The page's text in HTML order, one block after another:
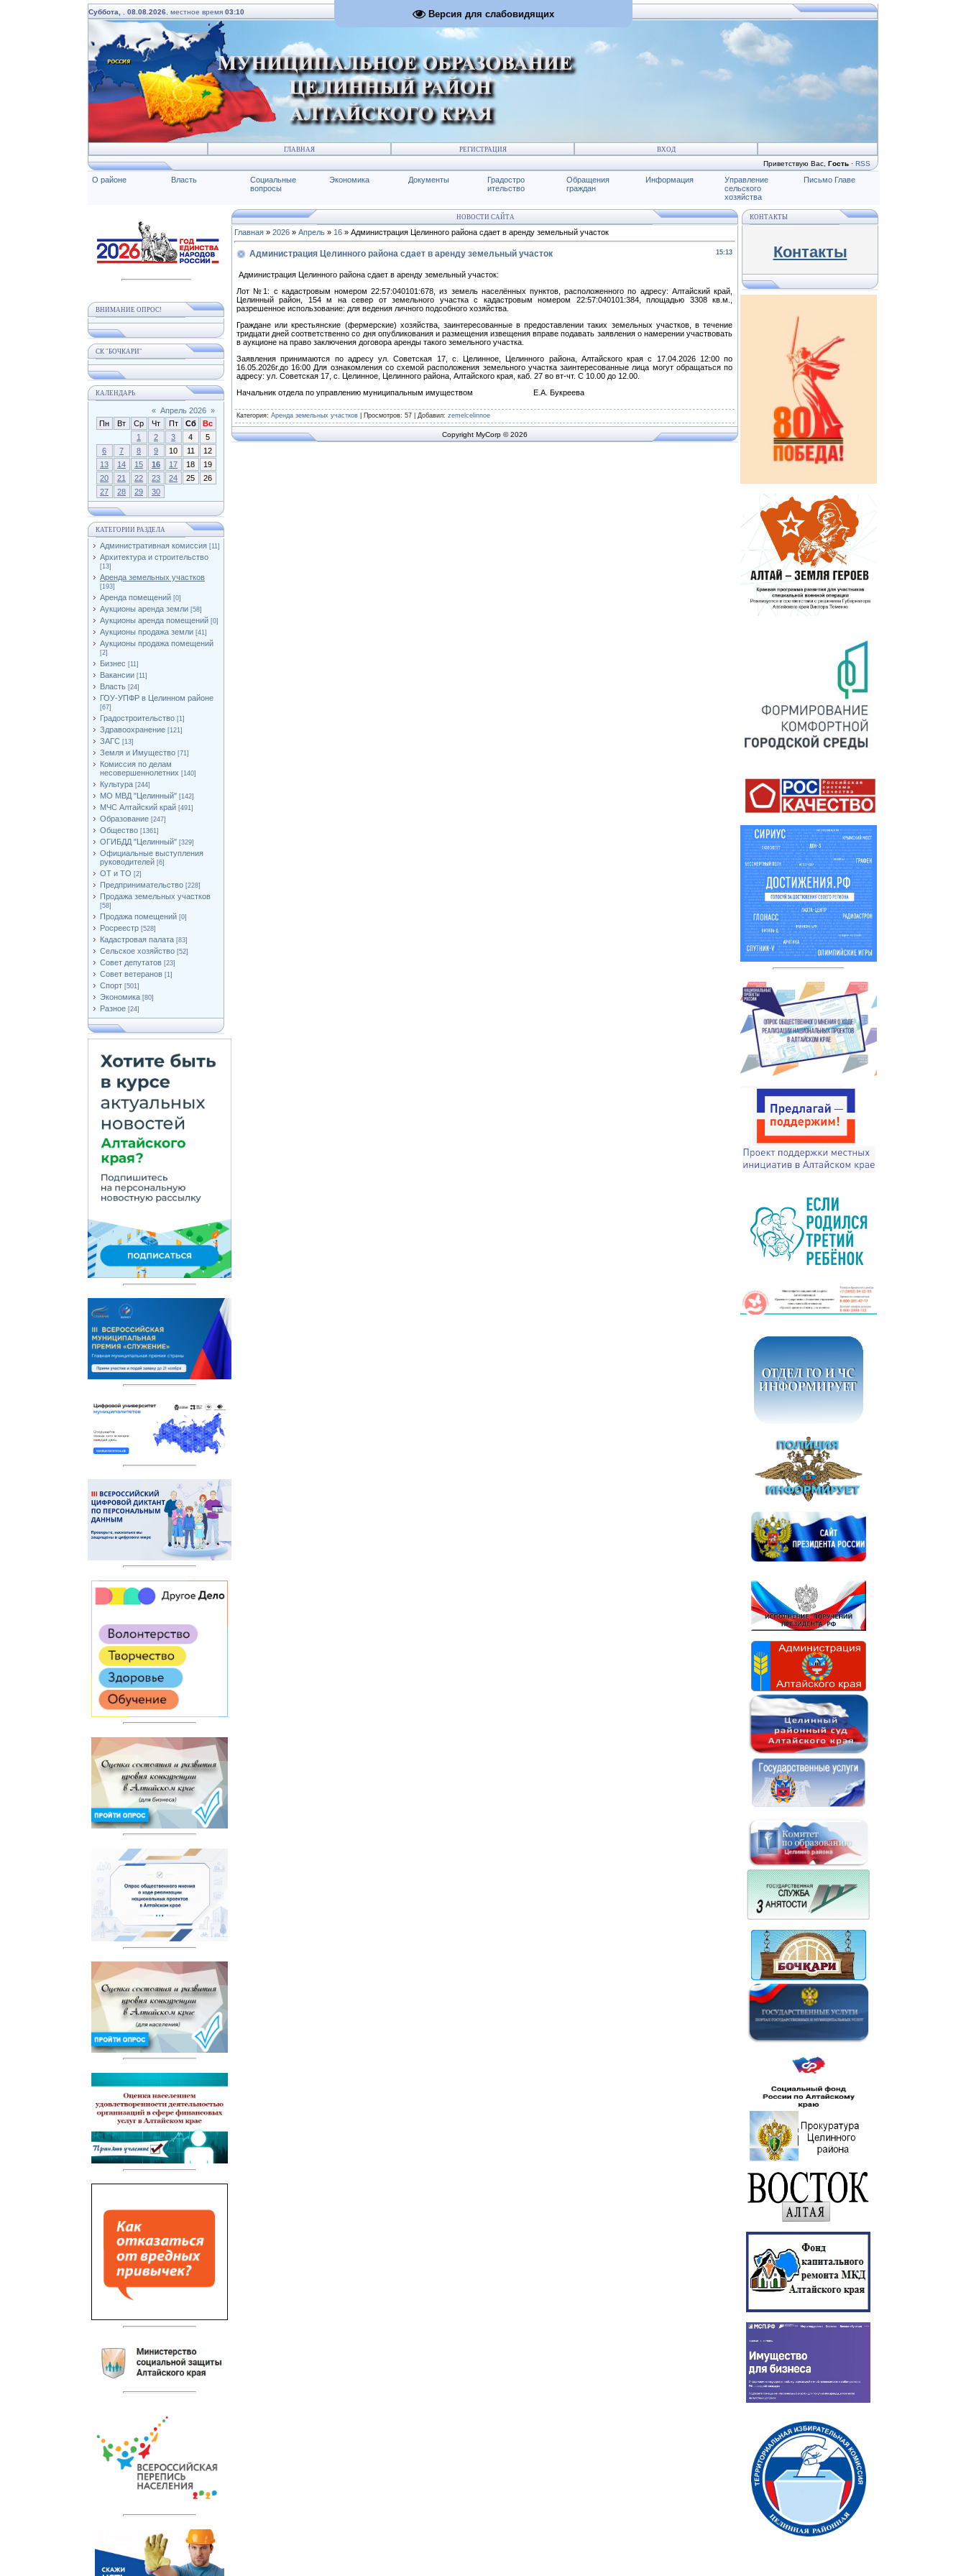
Версия для слабовидящих
Суббота, 08.08.2026 , местное время 03:10
ГЛАВНАЯ РЕГИСТРАЦИЯ ВХОД
Приветствую Вас Гость · RSS
О районе Власть
Социальные
вопросы
Экономика Документы
Градостро
ительство
Обращения
граждан
Информация
Управление
сельского
хозяйства
Письмо Главе
ВНИМАНИЕ ОПРОС!
СК "БОЧКАРИ"
КАЛЕНДАРЬ
« Апрель 2026 »
Пн
Вт Ср Чт Пт Сб
Вс
1
2 3 4
5
6
7 8 9 10 11
12
13
14 15 16 17 18
19
20
21 22 23 24 25
26
27
28 29 30
КАТЕГОРИИ РАЗДЕЛА
Административная комиссия [11]
Архитектура и строительство
[13]
Аренда земельных участков
[193]
Аренда помещений [0]
Аукционы аренда земли [58]
Аукционы аренда помещений [0]
Аукционы продажа земли [41]
Аукционы продажа помещений
[2]
Бизнес [11]
Вакансии [11]
Власть [24]
ГОУ-УПФР в Целинном районе
[67]
Градостроительство [1]
Здравоохранение [121]
ЗАГС [13]
Земля и Имущество [71]
Комиссия по делам
несовершеннолетних [140]
Культура [244]
МО МВД "Целинный" [142]
МЧС Алтайский край [491]
Образование [247]
Общество [1361]
ОГИБДД "Целинный" [329]
Официальные выступления
руководителей [6]
ОТ и ТО [2]
Предпринимательство [228]
Продажа земельных участков
[58]
Продажа помещений [0]
Росреестр [528]
Кадастровая палата [83]
Сельское хозяйство [52]
Совет депутатов [23]
Совет ветеранов [1]
Спорт [501]
Экономика [80]
Разное [24]
НОВОСТИ САЙТА
Главная » 2026 » Апрель » 16 » Администрация Целинного района сдает в аренду земельный участок
15:13
Администрация Целинного района сдает в аренду земельный участок
Администрация Целинного района сдает в аренду земельный участок:
Лот №1: с кадастровым номером 22:57:040101:678, из земель населённых пунктов, расположенного по адресу: Алтайский край,
Целинный район, 154 м на север от земельного участка с кадастровым номером 22:57:040101:384, площадью 3308 кв.м.,
разрешенное использование: для ведения личного подсобного хозяйства.
Граждане или крестьянские (фермерские) хозяйства, заинтересованные в предоставлении таких земельных участков, в течение
тридцати дней соответственно со дня опубликования и размещения извещения вправе подавать заявления о намерении участвовать
в аукционе на право заключения договора аренды такого земельного участка.
Заявления принимаются по адресу ул. Советская 17, с. Целинное, Целинного района, Алтайского края с 17.04.2026 12:00 по
16.05.2026г.до 16:00 Для ознакомления со схемой расположения земельного участка заинтересованные лица могут обращаться по
адресу: ул. Советская 17, с. Целинное, Целинного района, Алтайского края, каб. 27 во вт-чт. С 10.00 до 12.00.
Начальник отдела по управлению муниципальным имуществом Е.А. Букреева
Категория: Аренда земельных участков Просмотров: 57 | Добавил: zemelcelinnoe
Copyright MyCorp © 2026
КОНТАКТЫ
Контакты